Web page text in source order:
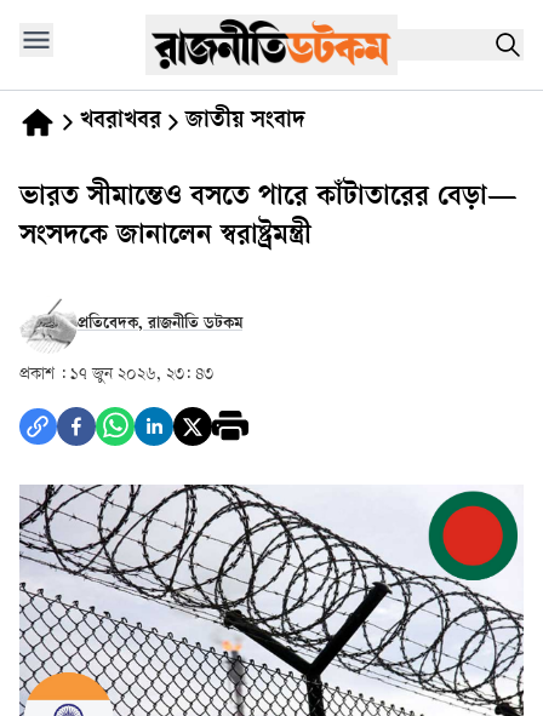
খবরাখবর জাতীয় সংবাদ
ভারত সীমান্তেও বসতে পারে কাঁটাতারের বেড়া—
সংসদকে জানালেন স্বরাষ্ট্রমন্ত্রী
প্রতিবেদক, রাজনীতি ডটকম
প্রকাশ : ১৭ জুন ২০২৬, ২৩: ৪৩